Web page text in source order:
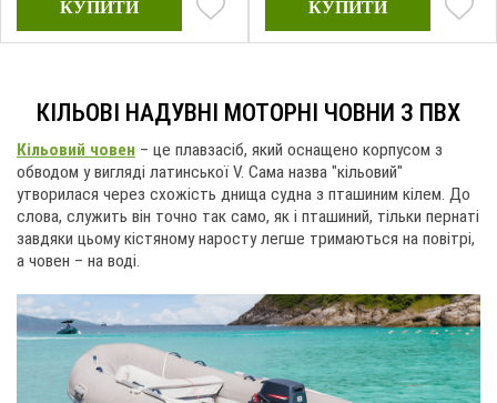
КІЛЬОВІ НАДУВНІ МОТОРНІ ЧОВНИ З ПВХ
Кільовий човен – це плавзасіб, який оснащено корпусом з
обводом у вигляді латинської V. Сама назва "кільовий"
утворилася через схожість днища судна з пташиним кілем. До
слова, служить він точно так само, як і пташиний, тільки пернаті
завдяки цьому кістяному наросту легше тримаються на повітрі,
а човен – на воді.